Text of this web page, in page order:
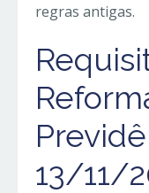
regras antigas.
13/11/